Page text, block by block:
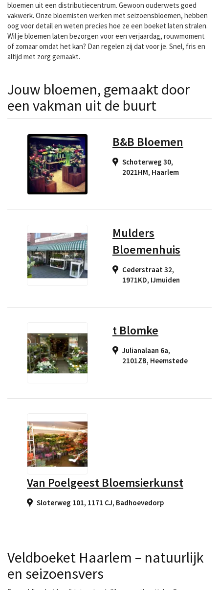
bloemen uit een distributiecentrum. Gewoon ouderwets goed
vakwerk. Onze bloemisten werken met seizoensbloemen, hebben
oog voor detail en weten precies hoe ze een boeket laten stralen.
Wil je bloemen laten bezorgen voor een verjaardag, rouwmoment
of zomaar omdat het kan? Dan regelen zij dat voor je. Snel, fris en
altijd met zorg gemaakt.
Jouw bloemen, gemaakt door
een vakman uit de buurt
B&B Bloemen
Schoterweg 30,
2021HM, Haarlem
Mulders
Bloemenhuis
Cederstraat 32,
1971KD, IJmuiden
t Blomke
Julianalaan 6a,
2101ZB, Heemstede
Van Poelgeest Bloemsierkunst
Sloterweg 101, 1171 CJ, Badhoevedorp
Veldboeket Haarlem – natuurlijk
en seizoensvers